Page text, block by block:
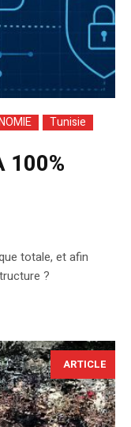
Tunisie
100%
totale, et afin
?
ARTICLE